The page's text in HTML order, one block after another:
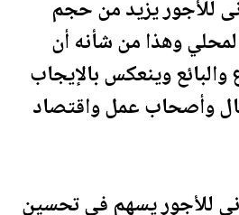
للأجور يزيد من حجم
وهذا من شأنه أن
والبائع وينعكس بالإيجاب
وأصحاب عمل واقتصاد
للأجور يسهم في تحسين